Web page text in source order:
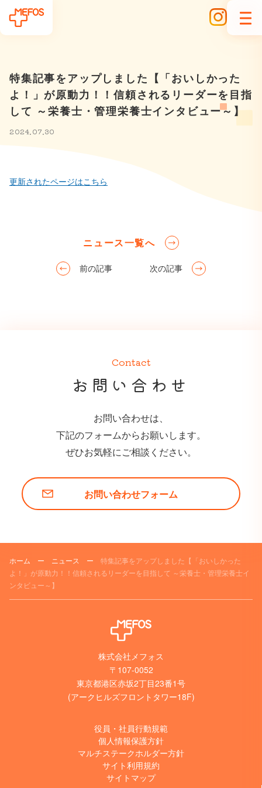
特集記事をアップしました【「おいしかった
よ！」が原動力！！信頼されるリーダーを目指
して ～栄養士・管理栄養士インタビュー～】
2024.07.30
更新されたページはこちら
前の記事
ニュース一覧へ
次の記事
Contact
お問い合わせ
お問い合わせは、
下記のフォームからお願いします。
ぜひお気軽にご相談ください。
お問い合わせフォーム
ホーム ー ニュース ー 特集記事をアップしました【「おいしかった
よ！」が原動力！！信頼されるリーダーを目指して ～栄養士・管理栄養士イ
ンタビュー～】
株式会社メフォス
〒107-0052
東京都港区赤坂2丁目23番1号
(アークヒルズフロントタワー18F)
役員・社員行動規範
個人情報保護方針
マルチステークホルダー方針
サイト利用規約
サイトマップ